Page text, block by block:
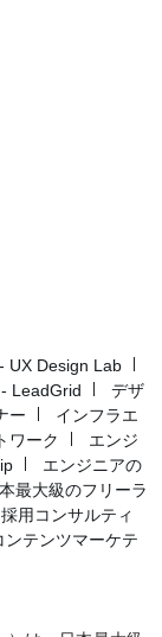
UX Design Lab
LeadGrid
デザ
ー
インフラエ
ワーク
エンジ
エンジニアの
最大級のフリーラ
採用コンサルティ
ンテンツマーケテ